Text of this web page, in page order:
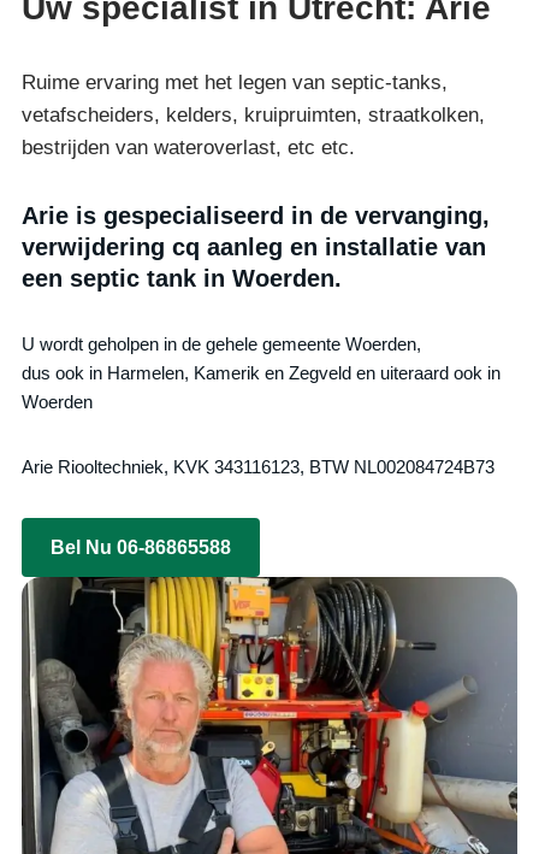
Uw specialist in Utrecht: Arie
Ruime ervaring met het legen van septic-tanks,
vetafscheiders, kelders, kruipruimten, straatkolken,
bestrijden van wateroverlast, etc etc.
Arie is gespecialiseerd in de vervanging,
verwijdering cq aanleg en installatie van
een septic tank in Woerden.
U wordt geholpen in de gehele gemeente Woerden,
dus ook in Harmelen, Kamerik en Zegveld en uiteraard ook in
Woerden
Arie Riooltechniek, KVK 343116123, BTW NL002084724B73
Bel Nu 06-86865588